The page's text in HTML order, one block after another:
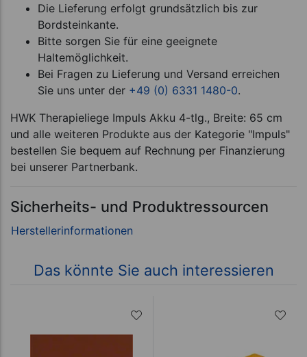
Die Lieferung erfolgt grundsätzlich bis zur
Bordsteinkante.
Bitte sorgen Sie für eine geeignete
Haltemöglichkeit.
Bei Fragen zu Lieferung und Versand erreichen
Sie uns unter der +49 (0) 6331 1480-0.
HWK Therapieliege Impuls Akku 4-tlg., Breite: 65 cm
und alle weiteren Produkte aus der Kategorie "Impuls"
bestellen Sie bequem auf Rechnung per Finanzierung
bei unserer Partnerbank.
Sicherheits- und Produktressourcen
Das könnte Sie auch interessieren